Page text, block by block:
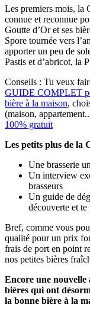
Les premiers mois, la
connue et reconnue
Goutte d’Or et ses
Spore tournée vers
apporter un peu de
Pastis et d’abricot, la
Conseils : Tu veux
GUIDE COMPLET
bière à la maison,
(maison,
100% gratuit
Les petits plus de la
Une brasserie
Un interview
brasseurs
Un guide de
découverte et
Bref, comme vous
qualité pour un prix
frais de port en point
nos petites bières
Encore une nouvelle
bières qui ont
la bonne bière à la